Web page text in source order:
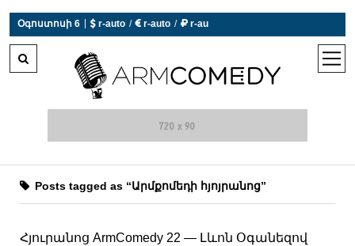
Օգոստոսի 6  r-auto /  r-auto /  r-au
open
Posts tagged as “Արմքոմեդի հյոյրանոց”
Հյուրանոց ArmComedy 22 — Լևոն Օգանեզով